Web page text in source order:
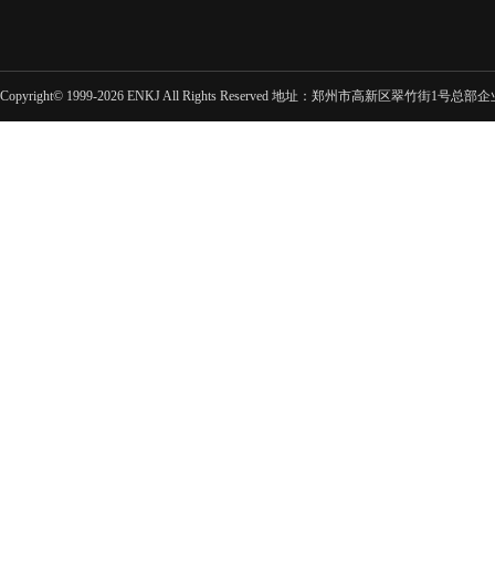
Copyright© 1999-2026 ENKJ All Rights Reserved 地址：郑州市高新区翠竹街1号